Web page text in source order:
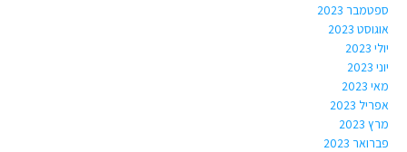
ספטמבר 2023
אוגוסט 2023
יולי 2023
יוני 2023
מאי 2023
אפריל 2023
מרץ 2023
פברואר 2023